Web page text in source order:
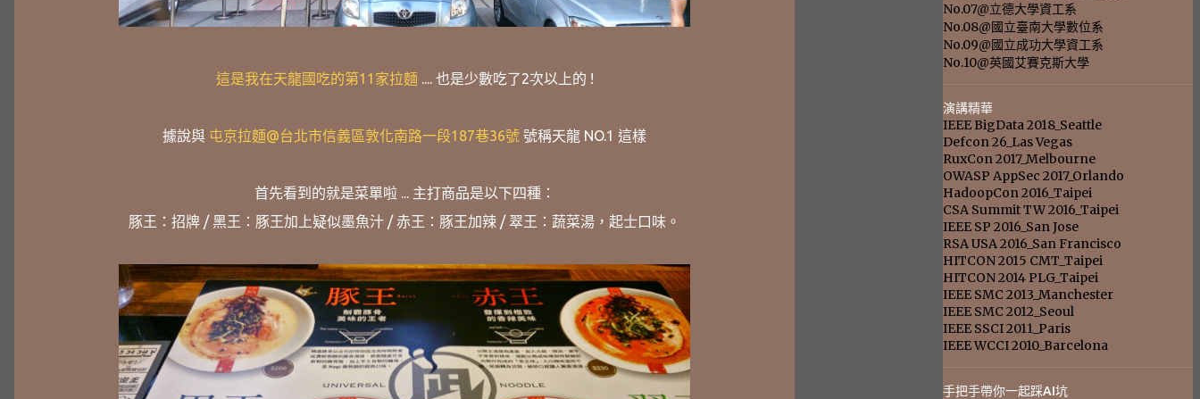
這是我在天龍國吃的第11家拉麵 .... 也是少數吃了2次以上的 !
據說與 屯京拉麵@台北市信義區敦化南路一段187巷36號 號稱天龍 NO.1 這樣
首先看到的就是菜單啦 ... 主打商品是以下四種：
豚王：招牌 / 黑王：豚王加上疑似墨魚汁 / 赤王：豚王加辣 / 翠王：蔬菜湯，起士口味。
No.07@立德大學資工系
No.08@國立臺南大學數位系
No.09@國立成功大學資工系
No.10@英國艾賽克斯大學
演講精華
IEEE BigData 2018_Seattle
Defcon 26_Las Vegas
RuxCon 2017_Melbourne
OWASP AppSec 2017_Orlando
HadoopCon 2016_Taipei
CSA Summit TW 2016_Taipei
IEEE SP 2016_San Jose
RSA USA 2016_San Francisco
HITCON 2015 CMT_Taipei
HITCON 2014 PLG_Taipei
IEEE SMC 2013_Manchester
IEEE SMC 2012_Seoul
IEEE SSCI 2011_Paris
IEEE WCCI 2010_Barcelona
手把手帶你一起踩AI坑